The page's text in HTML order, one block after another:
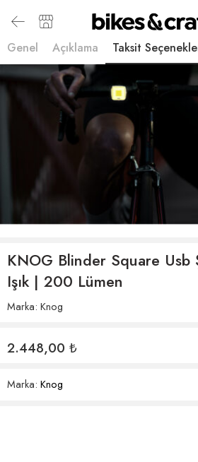
Genel Açıklama Taksit
KNOG Blinder Square Usb
Işık | 200 Lümen
Marka: Knog
2.448,00 ₺
Marka: Knog